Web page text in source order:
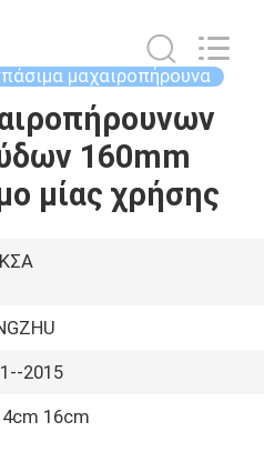
μαχαιροπήρουνα
160mm
μίας χρήσης
2015
16cm